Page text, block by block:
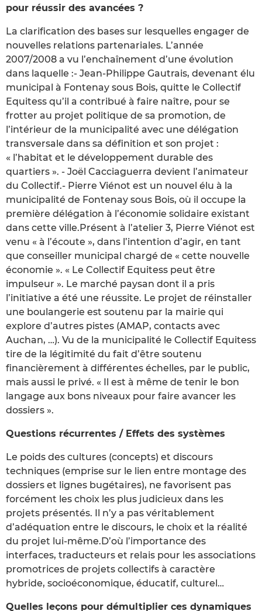
pour réussir des avancées ?
La clarification des bases sur lesquelles engager de
nouvelles relations partenariales. L’année
2007/2008 a vu l’enchaînement d’une évolution
dans laquelle :- Jean-Philippe Gautrais, devenant élu
municipal à Fontenay sous Bois, quitte le Collectif
Equitess qu’il a contribué à faire naître, pour se
frotter au projet politique de sa promotion, de
l’intérieur de la municipalité avec une délégation
transversale dans sa définition et son projet :
« l’habitat et le développement durable des
quartiers ». - Joël Cacciaguerra devient l’animateur
du Collectif.- Pierre Viénot est un nouvel élu à la
municipalité de Fontenay sous Bois, où il occupe la
première délégation à l’économie solidaire existant
dans cette ville.Présent à l’atelier 3, Pierre Viénot est
venu « à l’écoute », dans l’intention d’agir, en tant
que conseiller municipal chargé de « cette nouvelle
économie ». « Le Collectif Equitess peut être
impulseur ». Le marché paysan dont il a pris
l’initiative a été une réussite. Le projet de réinstaller
une boulangerie est soutenu par la mairie qui
explore d’autres pistes (AMAP, contacts avec
Auchan, …). Vu de la municipalité le Collectif Equitess
tire de la légitimité du fait d’être soutenu
financièrement à différentes échelles, par le public,
mais aussi le privé. « Il est à même de tenir le bon
langage aux bons niveaux pour faire avancer les
dossiers ».
Questions récurrentes / Effets des systèmes
Le poids des cultures (concepts) et discours
techniques (emprise sur le lien entre montage des
dossiers et lignes bugétaires), ne favorisent pas
forcément les choix les plus judicieux dans les
projets présentés. Il n’y a pas véritablement
d’adéquation entre le discours, le choix et la réalité
du projet lui-même.D’où l’importance des
interfaces, traducteurs et relais pour les associations
promotrices de projets collectifs à caractère
hybride, socioéconomique, éducatif, culturel…
Quelles leçons pour démultiplier ces dynamiques